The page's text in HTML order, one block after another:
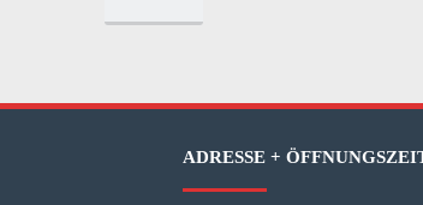
ADRESSE +